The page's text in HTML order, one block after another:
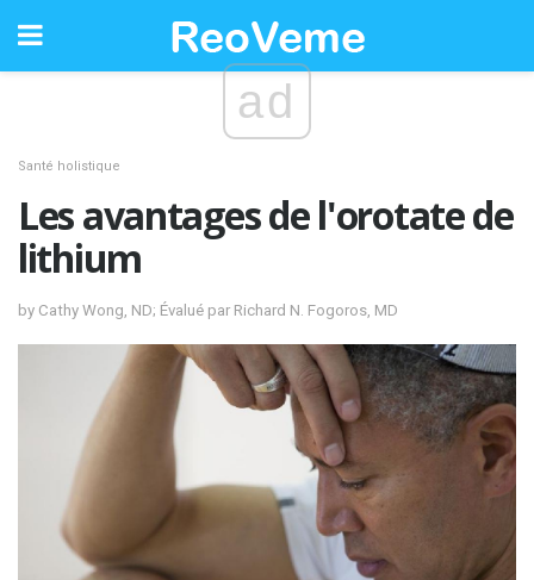
ad
Santé holistique
Les avantages de l'orotate de
lithium
by Cathy Wong, ND; Évalué par Richard N. Fogoros, MD